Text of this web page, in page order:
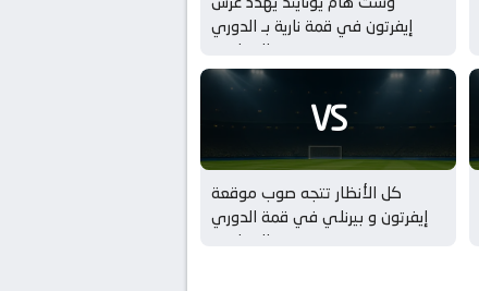
إيفرتون في قمة نارية بـ الدوري
الإنجليزي
VS
كل الأنظار تتجه صوب موقعة
إيفرتون و بيرنلي في قمة الدوري
الإنجليزي